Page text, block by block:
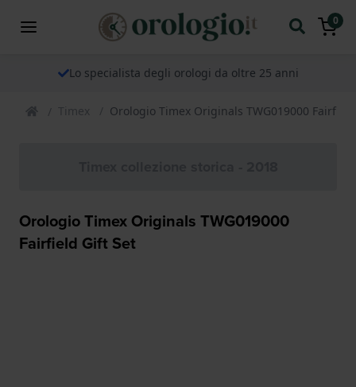
0
Lo specialista degli orologi da oltre 25 anni
Timex Orologio Timex Originals TWG019000
Orologio Timex Originals TWG019000
Fairfield Gift Set